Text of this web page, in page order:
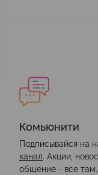
Комьюнити
Подписывайся на
канал. Акции,
общение - все там.